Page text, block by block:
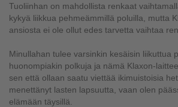
Tuoliinhan on mahdollista renkaat
kykyä liikkua pehmeämmillä poluilla, mutta
ansiosta ei ole ollut edes tarvetta vaihtaa
Minullahan tulee varsinkin kesäisin liikuttua
huonompiakin polkuja ja nämä Klaxon-
sen että ollaan saatu viettää ikimuistoisia
menettänyt lasten lapsuutta, vaan olen
elämään täysillä.